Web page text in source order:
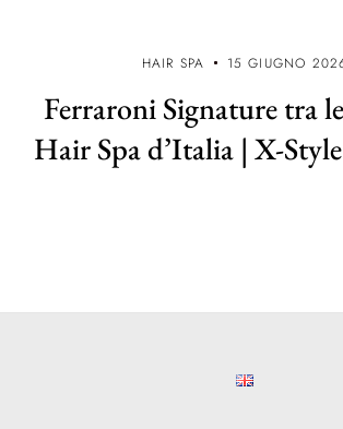
HAIR SPA 15 GIUGNO
Ferraroni Signature tra
Hair Spa d’Italia | X-